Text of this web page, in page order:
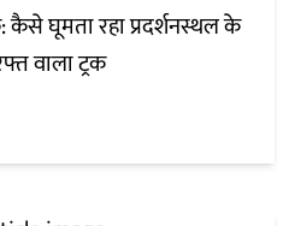
कैसे घूमता रहा प्रदर्शनस्थल के
वाला ट्रक